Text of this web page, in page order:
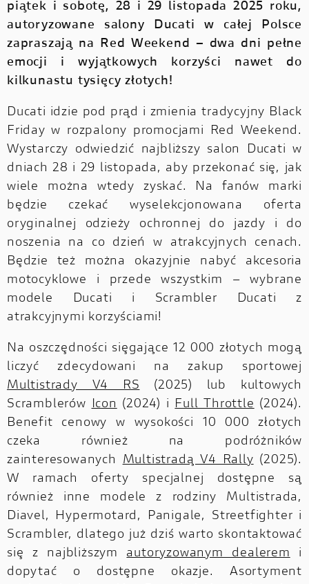
piątek i sobotę, 28 i 29 listopada 2025 roku,
autoryzowane salony Ducati w całej Polsce
zapraszają na Red Weekend – dwa dni pełne
emocji i wyjątkowych korzyści nawet do
kilkunastu tysięcy złotych!
Ducati idzie pod prąd i zmienia tradycyjny Black
Friday w rozpalony promocjami Red Weekend.
Wystarczy odwiedzić najbliższy salon Ducati w
dniach 28 i 29 listopada, aby przekonać się, jak
wiele można wtedy zyskać. Na fanów marki
będzie czekać wyselekcjonowana oferta
oryginalnej odzieży ochronnej do jazdy i do
noszenia na co dzień w atrakcyjnych cenach.
Będzie też można okazyjnie nabyć akcesoria
motocyklowe i przede wszystkim – wybrane
modele Ducati i Scrambler Ducati z
atrakcyjnymi korzyściami!
Na oszczędności sięgające 12 000 złotych mogą
liczyć zdecydowani na zakup sportowej
Multistrady V4 RS (2025) lub kultowych
Scramblerów
Icon (2024) i Full Throttle (2024).
Benefit cenowy w wysokości 10 000 złotych
czeka również na podróżników
zainteresowanych Multistradą V4 Rally (2025).
W ramach oferty specjalnej dostępne są
również inne modele z rodziny Multistrada,
Diavel, Hypermotard, Panigale, Streetfighter i
Scrambler, dlatego już dziś warto skontaktować
się z najbliższym autoryzowanym dealerem i
dopytać o dostępne okazje. Asortyment